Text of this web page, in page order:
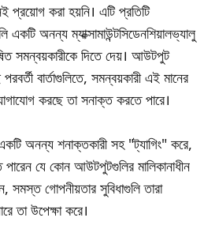
প্রয়োগ করা হয়নি। এটি প্রতিটি
একটি অনন্য ম্যাক্সামাউন্টসিডেনশিয়ালভ্যালু
সমন্বয়কারীকে দিতে দেয়। আউটপুট
বার্তাগুলিতে, সমন্বয়কারী এই মানের
করছে তা সনাক্ত করতে পারে।
অনন্য শনাক্তকারী সহ "ট্যাগিং" করে,
যে কোন আউটপুটগুলির মালিকানাধীন
সমস্ত গোপনীয়তার সুবিধাগুলি তারা
তা উপেক্ষা করে।